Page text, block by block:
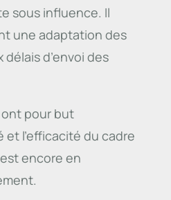
sous influence. Il
une adaptation des
d’envoi des
pour but
et l’efficacité du cadre
encore en